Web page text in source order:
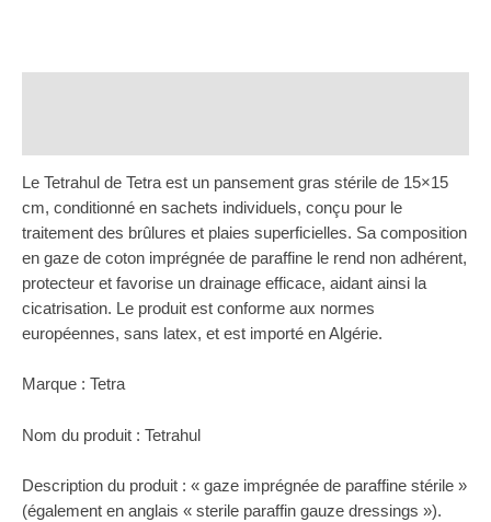
cm
plaies
de
Tetra
Le Tetrahul de Tetra est un pansement gras stérile de 15×15
cm, conditionné en sachets individuels, conçu pour le
traitement des brûlures et plaies superficielles. Sa composition
en gaze de coton imprégnée de paraffine le rend non adhérent,
protecteur et favorise un drainage efficace, aidant ainsi la
cicatrisation. Le produit est conforme aux normes
européennes, sans latex, et est importé en Algérie.
Marque : Tetra
Nom du produit : Tetrahul
Description du produit : « gaze imprégnée de paraffine stérile »
(également en anglais « sterile paraffin gauze dressings »).